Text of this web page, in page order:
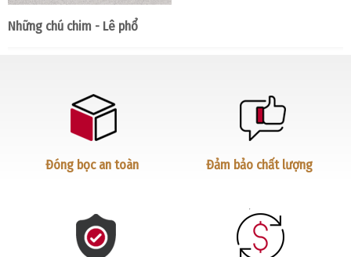
Những chú chim - Lê phổ
Đóng bọc an toàn Đảm bảo chất lượng